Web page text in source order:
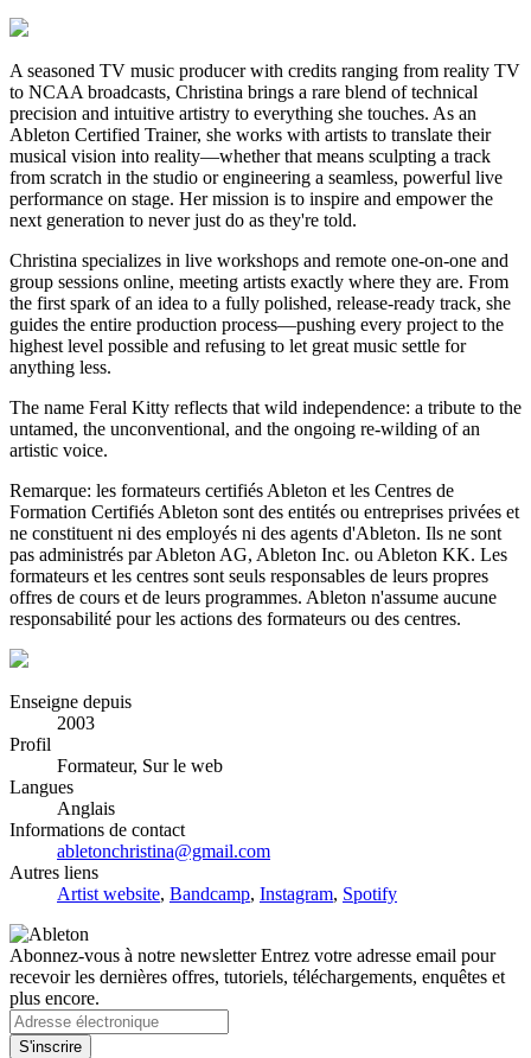
A seasoned TV music producer with credits ranging from reality TV
to NCAA broadcasts, Christina brings a rare blend of technical
precision and intuitive artistry to everything she touches. As an
Ableton Certified Trainer, she works with artists to translate their
musical vision into reality—whether that means sculpting a track
from scratch in the studio or engineering a seamless, powerful live
performance on stage. Her mission is to inspire and empower the
next generation to never just do as they're told.
Christina specializes in live workshops and remote one-on-one and
group sessions online, meeting artists exactly where they are. From
the first spark of an idea to a fully polished, release-ready track, she
guides the entire production process—pushing every project to the
highest level possible and refusing to let great music settle for
anything less.
The name Feral Kitty reflects that wild independence: a tribute to the
untamed, the unconventional, and the ongoing re-wilding of an
artistic voice.
Remarque: les formateurs certifiés Ableton et les Centres de
Formation Certifiés Ableton sont des entités ou entreprises privées et
ne constituent ni des employés ni des agents d'Ableton. Ils ne sont
pas administrés par Ableton AG, Ableton Inc. ou Ableton KK. Les
formateurs et les centres sont seuls responsables de leurs propres
offres de cours et de leurs programmes. Ableton n'assume aucune
responsabilité pour les actions des formateurs ou des centres.
Enseigne depuis
2003
Profil
Formateur, Sur le web
Langues
Anglais
Informations de contact
abletonchristina@gmail.com
Autres liens
Artist website, Bandcamp, Instagram, Spotify
Abonnez-vous à notre newsletterEntrez votre adresse email pour
recevoir les dernières offres, tutoriels, téléchargements, enquêtes et
plus encore.